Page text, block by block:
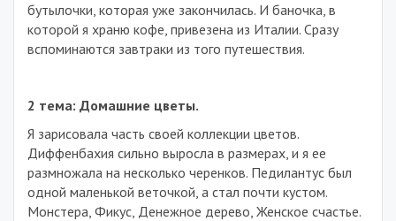
бутылочки, которая уже закончилась. И баночка, в
которой я храню кофе, привезена из Италии. Сразу
вспоминаются завтраки из того путешествия.
2 тема: Домашние цветы.
Я зарисовала часть своей коллекции цветов.
Диффенбахия сильно выросла в размерах, и я ее
размножала на несколько черенков. Педилантус был
одной маленькой веточкой, а стал почти кустом.
Монстера, Фикус, Денежное дерево, Женское счастье.